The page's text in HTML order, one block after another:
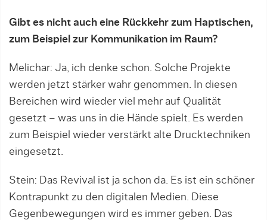
Gibt es nicht auch eine Rückkehr zum Haptischen,
zum Beispiel zur Kommunikation im Raum?
Melichar: Ja, ich denke schon. Solche Projekte
werden jetzt stärker wahr genommen. In diesen
Bereichen wird wieder viel mehr auf Qualität
gesetzt – was uns in die Hände spielt. Es werden
zum Beispiel wieder verstärkt alte Drucktechniken
eingesetzt.
Stein: Das Revival ist ja schon da. Es ist ein schöner
Kontrapunkt zu den digitalen Medien. Diese
Gegenbewegungen wird es immer geben. Das